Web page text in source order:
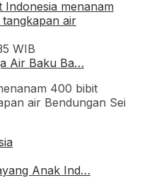
WIB
Air Baku Ba…
400 bibit
air Bendungan Sei
Anak Ind…